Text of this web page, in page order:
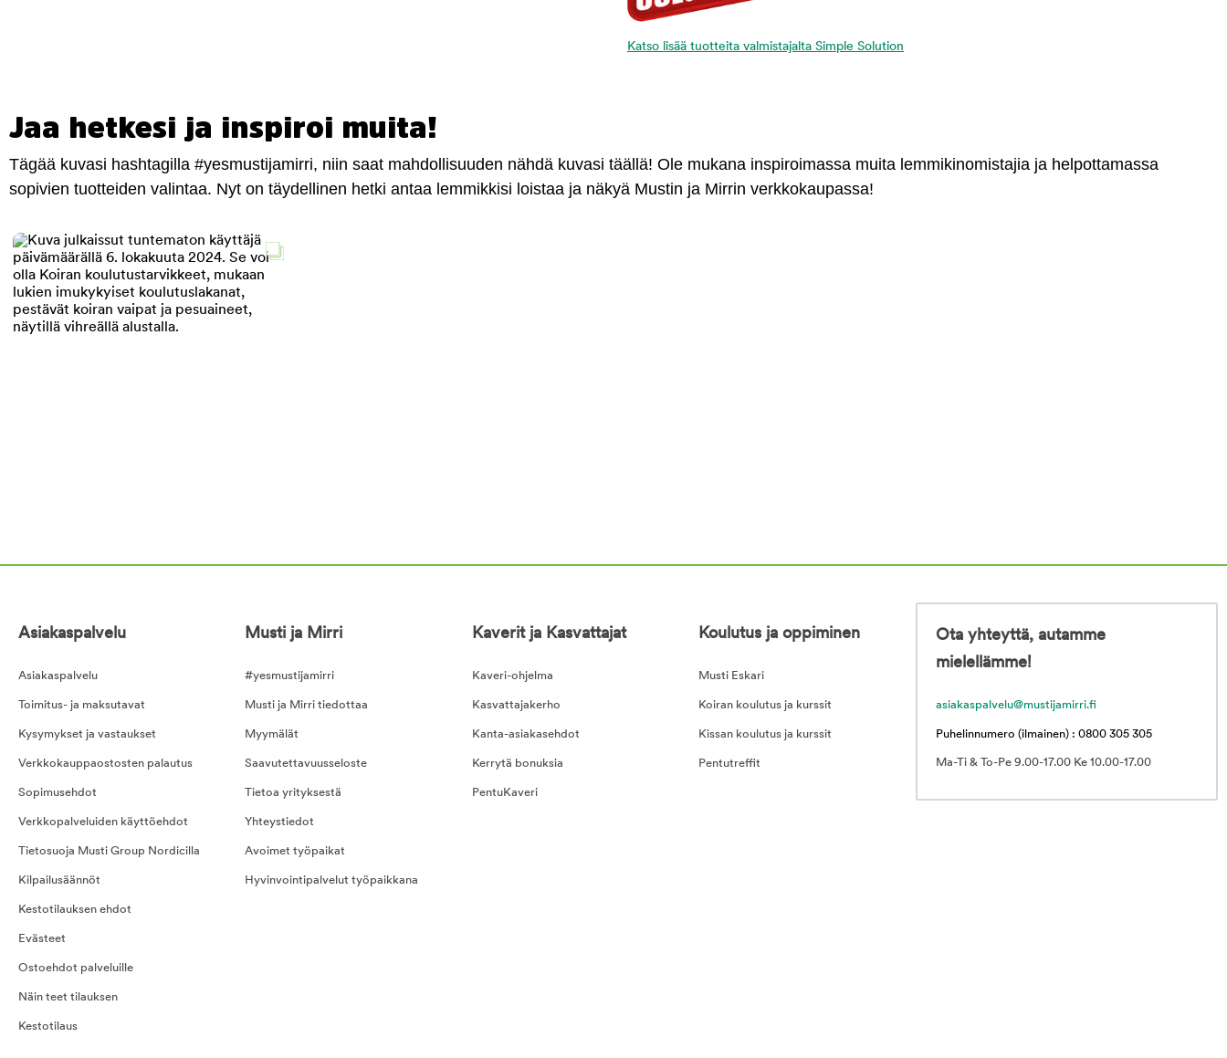
Katso lisää tuotteita valmistajalta Simple Solution
Jaa hetkesi ja inspiroi muita!
Tägää kuvasi hashtagilla #yesmustijamirri, niin saat mahdollisuuden nähdä kuvasi täällä! Ole mukana inspiroimassa muita lemmikinomistajia ja helpottamassa
sopivien tuotteiden valintaa. Nyt on täydellinen hetki antaa lemmikkisi loistaa ja näkyä Mustin ja Mirrin verkkokaupassa!
Asiakaspalvelu
Asiakaspalvelu
Toimitus- ja maksutavat
Kysymykset ja vastaukset
Verkkokauppaostosten palautus
Sopimusehdot
Verkkopalveluiden käyttöehdot
Tietosuoja Musti Group Nordicilla
Kilpailusäännöt
Kestotilauksen ehdot
Evästeet
Ostoehdot palveluille
Näin teet tilauksen
Kestotilaus
Musti ja Mirri
#yesmustijamirri
Musti ja Mirri tiedottaa
Myymälät
Saavutettavuusseloste
Tietoa yrityksestä
Yhteystiedot
Avoimet työpaikat
Hyvinvointipalvelut työpaikkana
Kaverit ja Kasvattajat
Kaveri-ohjelma
Kasvattajakerho
Kanta-asiakasehdot
Kerrytä bonuksia
PentuKaveri
Koulutus ja oppiminen
Musti Eskari
Koiran koulutus ja kurssit
Kissan koulutus ja kurssit
Pentutreffit
Ota yhteyttä, autamme
mielellämme!
asiakaspalvelu@mustijamirri.fi
Puhelinnumero (ilmainen) : 0800 305 305
Ma-Ti & To-Pe 9.00-17.00 Ke 10.00-17.00